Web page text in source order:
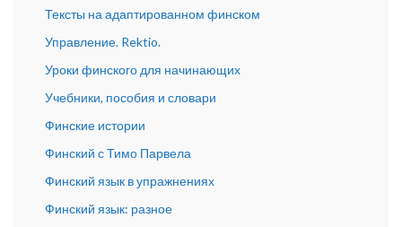
Тексты на адаптированном финском
Управление. Rektio.
Уроки финского для начинающих
Учебники, пособия и словари
Финские истории
Финский с Тимо Парвела
Финский язык в упражнениях
Финский язык: разное